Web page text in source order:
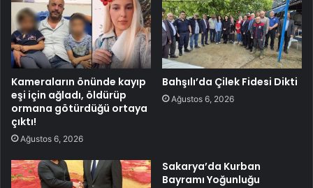
Kameraların önünde kayıp
eşi için ağladı, öldürüp
ormana götürdüğü ortaya
çıktı!
Ağustos 6, 2026
Bahşılı’da Çilek Fidesi Dikti
Ağustos 6, 2026
Sakarya’da Kurban
Bayramı Yoğunluğu